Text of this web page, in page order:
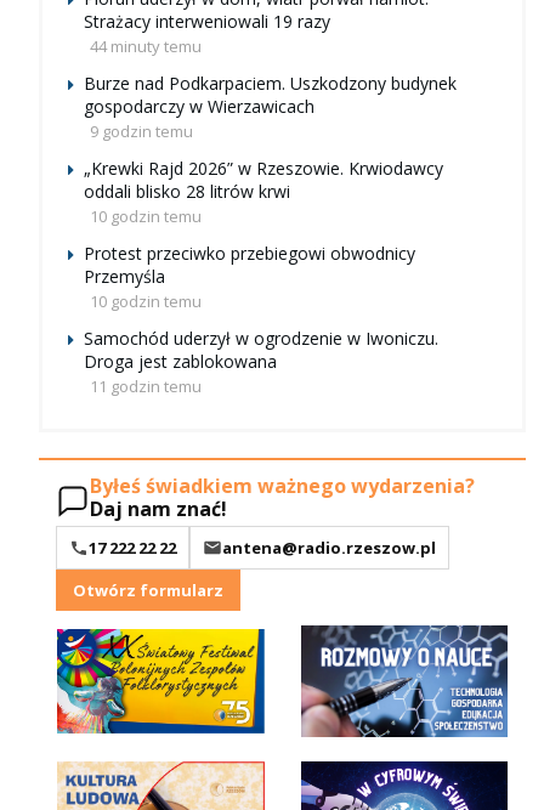
Strażacy interweniowali 19 razy
44 minuty temu
Burze nad Podkarpaciem. Uszkodzony budynek
gospodarczy w Wierzawicach
9 godzin temu
„Krewki Rajd 2026” w Rzeszowie. Krwiodawcy
oddali blisko 28 litrów krwi
10 godzin temu
Protest przeciwko przebiegowi obwodnicy
Przemyśla
10 godzin temu
Samochód uderzył w ogrodzenie w Iwoniczu.
Droga jest zablokowana
11 godzin temu
Byłeś świadkiem ważnego wydarzenia?
Daj nam znać!
17 222 22 22
antena@radio.rzeszow.pl
Otwórz formularz